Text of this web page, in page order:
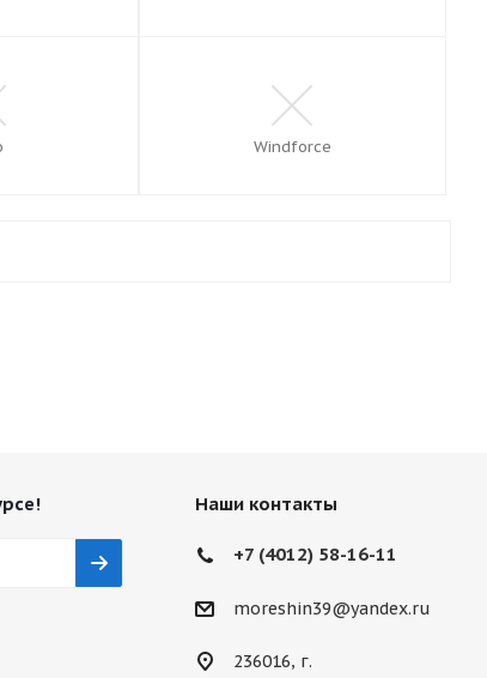
Windforce
Наши контакты
+7 (4012) 58-16-11
moreshin39@yandex.ru
236016, г.